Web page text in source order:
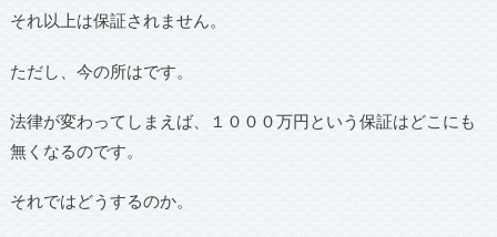
それ以上は保証されません。
ただし、今の所はです。
法律が変わってしまえば、１０００万円という保証はどこにも
無くなるのです。
それではどうするのか。